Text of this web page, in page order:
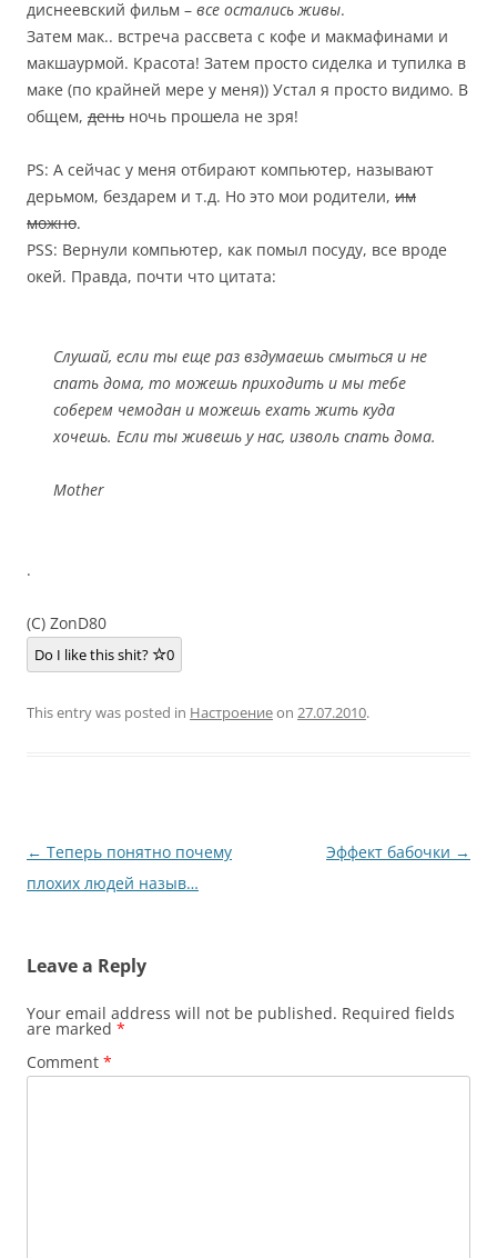
диснеевский фильм – все остались живы.
Затем мак.. встреча рассвета с кофе и макмафинами и
макшаурмой. Красота! Затем просто сиделка и тупилка в
маке (по крайней мере у меня)) Устал я просто видимо. В
общем, день ночь прошела не зря!
PS: А сейчас у меня отбирают компьютер, называют
дерьмом, бездарем и т.д. Но это мои родители, им
можно.
PSS: Вернули компьютер, как помыл посуду, все вроде
окей. Правда, почти что цитата:
Слушай, если ты еще раз вздумаешь смыться и не
спать дома, то можешь приходить и мы тебе
соберем чемодан и можешь ехать жить куда
хочешь. Если ты живешь у нас, изволь спать дома.
Mother
.
(C) ZonD80
Do I like this shit? 0
This entry was posted in Настроениеon 27.07.2010.
Post
navigation
← Теперь понятно почему
плохих людей назыв…
Эффект бабочки →
Leave a Reply
Your email address will not be published. Required fields
are marked *
Comment *